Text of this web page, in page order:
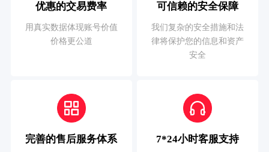
优惠的交易费率
用真实数据体现账号价值
价格更公道
可信赖的安全保障
我们复杂的安全措施和法
律将保护您的信息和资产
安全
完善的售后服务体系 7*24小时客服支持